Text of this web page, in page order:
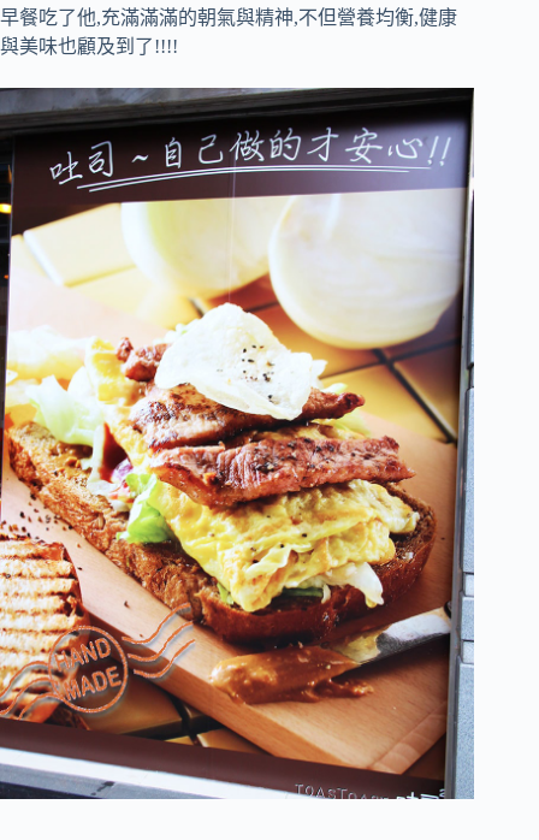
早餐吃了他,充滿滿滿的朝氣與精神,不但營養均衡,健康
與美味也顧及到了!!!!